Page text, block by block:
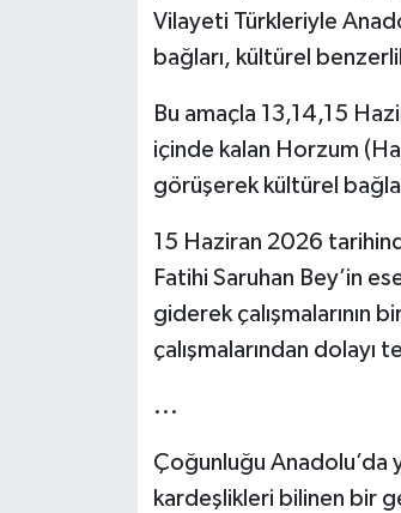
Vilayeti Türkleriyle
bağları, kültürel
Bu amaçla 13,14,15
içinde kalan Horzum
görüşerek kültürel
15 Haziran 2026
Fatihi Saruhan Bey’in
giderek çalışmalarının
çalışmalarından dolayı
...
Çoğunluğu Anadolu’da
kardeşlikleri bilinen bir